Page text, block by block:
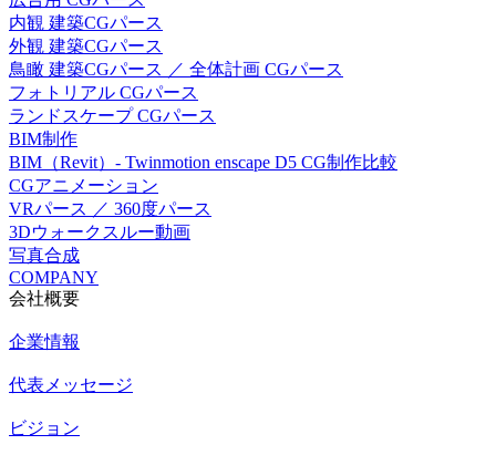
内観 建築CGパース
外観 建築CGパース
鳥瞰 建築CGパース ／ 全体計画 CGパース
フォトリアル CGパース
ランドスケープ CGパース
BIM制作
BIM（Revit）- Twinmotion enscape D5 CG制作比較
CGアニメーション
VRパース ／ 360度パース
3Dウォークスルー動画
写真合成
COMPANY
会社概要
企業情報
代表メッセージ
ビジョン